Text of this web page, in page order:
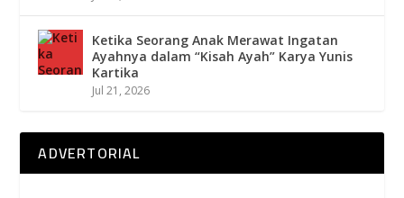
Ketika Seorang Anak Merawat Ingatan
Ayahnya dalam “Kisah Ayah” Karya Yunis
Kartika
Jul 21, 2026
ADVERTORIAL